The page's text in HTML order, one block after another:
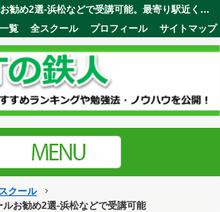
静岡県プログラミングスクールお勧め2選-浜松などで受講可能。最寄り駅近くに教室があるので忙しくても通うのに便利。ITの鉄人
サイトマップ
プロフィール
全スクール
覧
クール
お勧め2選-浜松などで受講可能